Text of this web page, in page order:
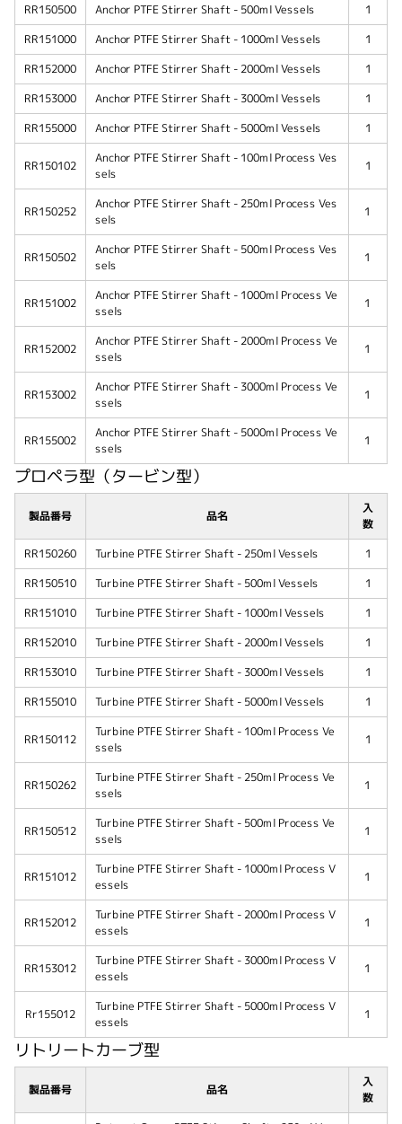
RR150500 Anchor PTFE Stirrer Shaft - 500ml Vessels 1
RR151000 Anchor PTFE Stirrer Shaft - 1000ml Vessels 1
RR152000 Anchor PTFE Stirrer Shaft - 2000ml Vessels 1
RR153000 Anchor PTFE Stirrer Shaft - 3000ml Vessels 1
RR155000 Anchor PTFE Stirrer Shaft - 5000ml Vessels 1
RR150102
Anchor PTFE Stirrer Shaft - 100ml Process Ves
sels
1
RR150252
Anchor PTFE Stirrer Shaft - 250ml Process Ves
sels
1
RR150502
Anchor PTFE Stirrer Shaft - 500ml Process Ves
sels
1
RR151002
Anchor PTFE Stirrer Shaft - 1000ml Process Ve
ssels
1
RR152002
Anchor PTFE Stirrer Shaft - 2000ml Process Ve
ssels
1
RR153002
Anchor PTFE Stirrer Shaft - 3000ml Process Ve
ssels
1
RR155002
Anchor PTFE Stirrer Shaft - 5000ml Process Ve
ssels
1
プロペラ型（タービン型）
製品番号 品名
入
数
RR150260 Turbine PTFE Stirrer Shaft - 250ml Vessels 1
RR150510 Turbine PTFE Stirrer Shaft - 500ml Vessels 1
RR151010 Turbine PTFE Stirrer Shaft - 1000ml Vessels 1
RR152010 Turbine PTFE Stirrer Shaft - 2000ml Vessels 1
RR153010 Turbine PTFE Stirrer Shaft - 3000ml Vessels 1
RR155010 Turbine PTFE Stirrer Shaft - 5000ml Vessels 1
RR150112
Turbine PTFE Stirrer Shaft - 100ml Process Ve
ssels
1
RR150262
Turbine PTFE Stirrer Shaft - 250ml Process Ve
ssels
1
RR150512
Turbine PTFE Stirrer Shaft - 500ml Process Ve
ssels
1
RR151012
Turbine PTFE Stirrer Shaft - 1000ml Process V
essels
1
RR152012
Turbine PTFE Stirrer Shaft - 2000ml Process V
essels
1
RR153012
Turbine PTFE Stirrer Shaft - 3000ml Process V
essels
1
Rr155012
Turbine PTFE Stirrer Shaft - 5000ml Process V
essels
1
リトリートカーブ型
製品番号 品名
入
数